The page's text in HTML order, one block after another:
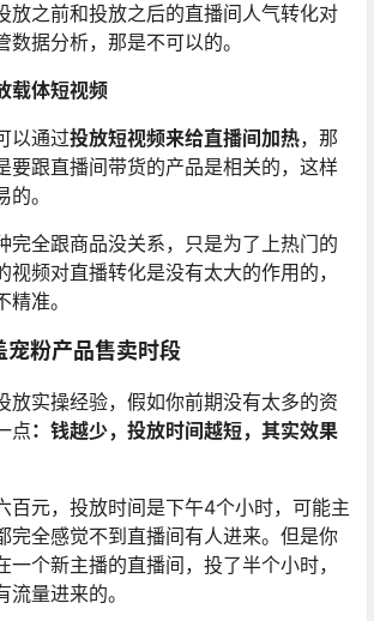
放之前和投放之后的直播间人气转化对
数据分析，那是不可以的。
载体短视频
以通过投放短视频来给直播间加热，那
要跟直播间带货的产品是相关的，这样
。
完全跟商品没关系，只是为了上热门的
视频对直播转化是没有太大的作用的，
准。
宠粉产品售卖时段
放实操经验，假如你前期没有太多的资
点：钱越少，投放时间越短，其实效果
百元，投放时间是下午4个小时，可能主
完全感觉不到直播间有人进来。但是你
一个新主播的直播间，投了半个小时，
量进来的。